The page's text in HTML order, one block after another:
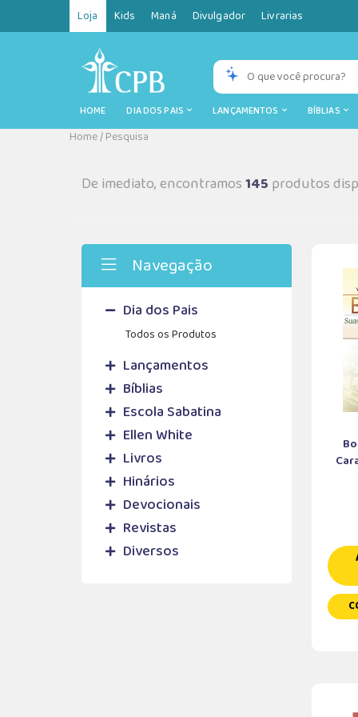
Loja Kids Maná Divulgador Livrarias
HOME DIA DOS PAIS LANÇAMENTOS BÍBLIAS
Home/Pesquisa
De imediato, encontramos145 produtos
Navegação
Dia dos Pais
Todos os Produtos
Lançamentos
Bíblias
Escola Sabatina
Ellen White
Livros
Hinários
Devocionais
Revistas
Diversos